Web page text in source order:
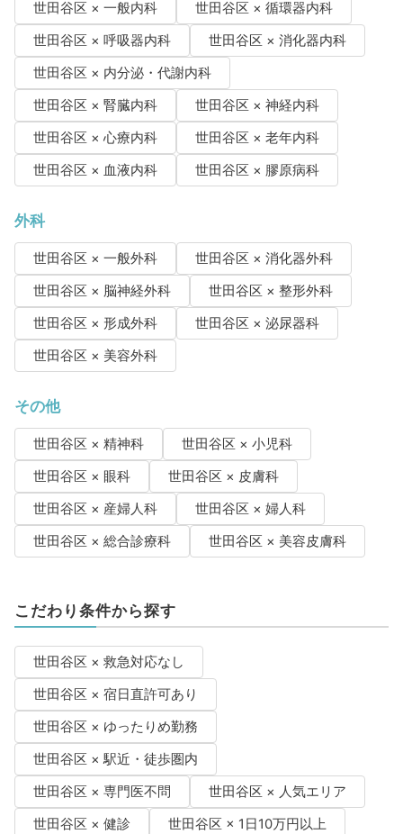
世田谷区 × 一般内科
世田谷区 × 循環器内科
世田谷区 × 呼吸器内科
世田谷区 × 消化器内科
世田谷区 × 内分泌・代謝内科
世田谷区 × 腎臓内科
世田谷区 × 神経内科
世田谷区 × 心療内科
世田谷区 × 老年内科
世田谷区 × 血液内科
世田谷区 × 膠原病科
外科
世田谷区 × 一般外科
世田谷区 × 消化器外科
世田谷区 × 脳神経外科
世田谷区 × 整形外科
世田谷区 × 形成外科
世田谷区 × 泌尿器科
世田谷区 × 美容外科
その他
世田谷区 × 精神科
世田谷区 × 小児科
世田谷区 × 眼科
世田谷区 × 皮膚科
世田谷区 × 産婦人科
世田谷区 × 婦人科
世田谷区 × 総合診療科
世田谷区 × 美容皮膚科
こだわり条件から探す
世田谷区 × 救急対応なし
世田谷区 × 宿日直許可あり
世田谷区 × ゆったりめ勤務
世田谷区 × 駅近・徒歩圏内
世田谷区 × 専門医不問
世田谷区 × 人気エリア
世田谷区 × 健診
世田谷区 × 1日10万円以上